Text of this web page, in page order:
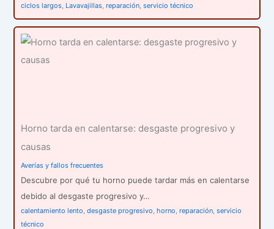
ciclos largos Lavavajillas ,reparación ,servicio técnico
Horno tarda en calentarse: desgaste progresivo y
causas
Averías y fallos frecuentes
Descubre por qué tu horno puede tardar más en calentarse
debido al desgaste progresivo y…
calentamiento lento ,desgaste progresivo ,horno ,reparación ,servicio
técnico